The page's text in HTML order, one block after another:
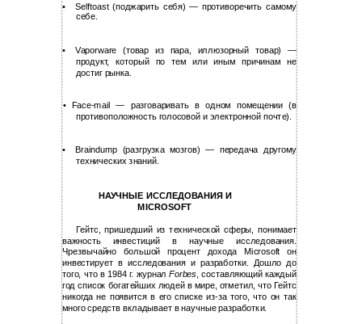
• Selftoast (поджарить себя) — противоречить самому
себе.
•
Vaporware (товар из пара, иллюзорный товар) —
продукт, который по тем или иным причинам не
достиг рынка.
• Face-mail — разговаривать в одном помещении (в
противоположность голосовой и электронной почте).
•
Braindump (разгрузка мозгов) — передача другому
технических знаний.
НАУЧНЫЕ ИССЛЕДОВАНИЯ И
MICROSOFT
Гейтс, пришедший из технической сферы, понимает
важность инвестиций в научные исследования.
Чрезвычайно большой процент дохода Microsoft он
инвестирует в исследования и разработки. Дошло до
того, что в 1984 г. журналForbes, составляющий каждый
год список богатейших людей в мире, отметил, что Гейтс
никогда не появится в его списке из-за того, что он так
много средств вкладывает в научные разработки.